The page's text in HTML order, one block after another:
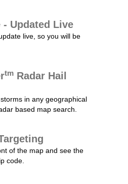
- Updated Live
live, so you will be
tm Radar Hail
in any geographical
based map search.
of the map and see the
code.